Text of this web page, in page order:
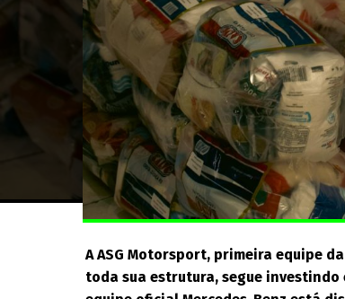
A ASG Motorsport, primeira equipe
toda sua estrutura, segue